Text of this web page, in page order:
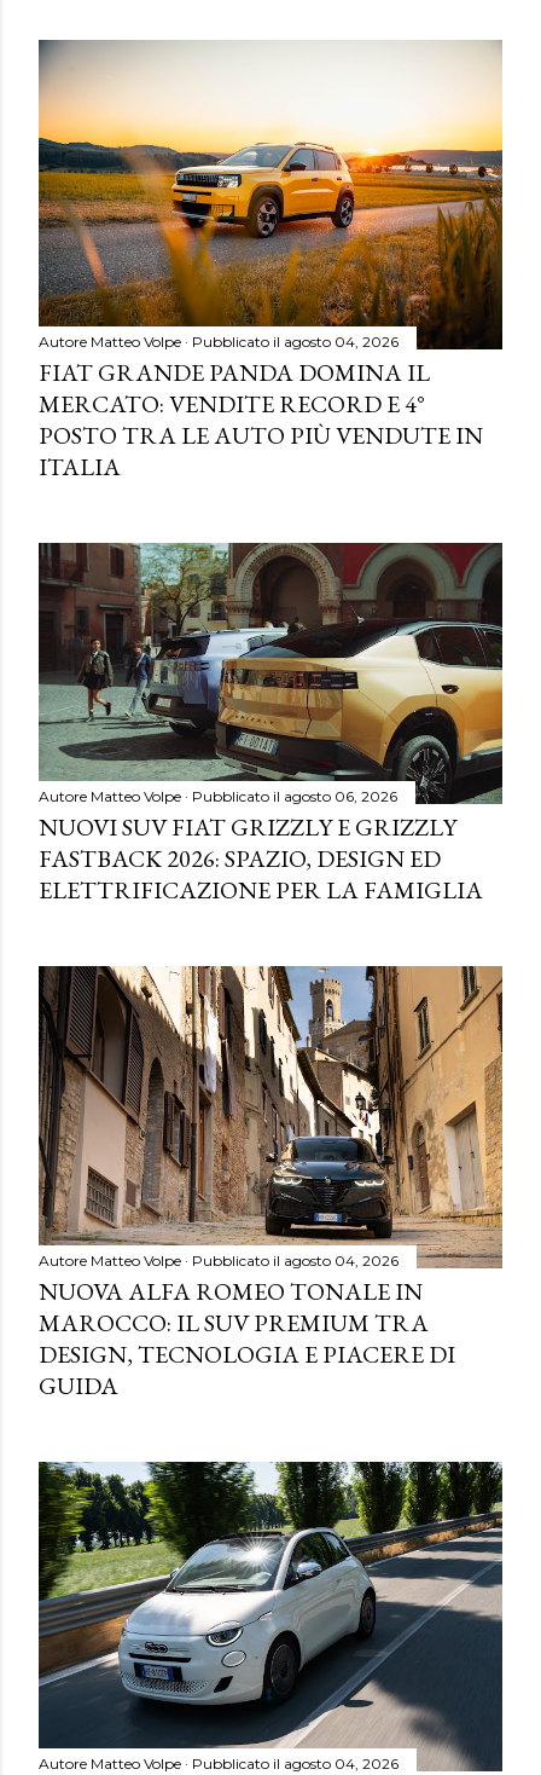
Autore Matteo Volpe Pubblicato il agosto 04, 2026
FIAT GRANDE PANDA DOMINA IL
MERCATO: VENDITE RECORD E 4°
POSTO TRA LE AUTO PIÙ VENDUTE IN
ITALIA
Autore Matteo Volpe Pubblicato il agosto 06, 2026
NUOVI SUV FIAT GRIZZLY E GRIZZLY
FASTBACK 2026: SPAZIO, DESIGN ED
ELETTRIFICAZIONE PER LA FAMIGLIA
Autore Matteo Volpe Pubblicato il agosto 04, 2026
NUOVA ALFA ROMEO TONALE IN
MAROCCO: IL SUV PREMIUM TRA
DESIGN, TECNOLOGIA E PIACERE DI
GUIDA
Autore Matteo Volpe Pubblicato il agosto 04, 2026